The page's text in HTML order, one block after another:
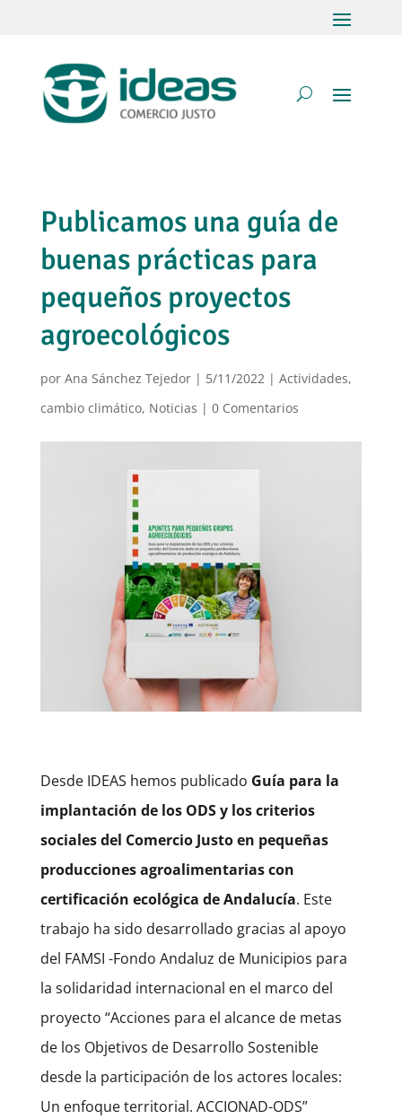
Publicamos una guía de
buenas prácticas para
pequeños proyectos
agroecológicos
por Ana Sánchez Tejedor| 5/11/2022 | Actividades,
cambio climático, Noticias | 0 Comentarios
Desde IDEAS hemos publicado Guía para la
implantación de los ODS y los criterios
sociales del Comercio Justo en pequeñas
producciones agroalimentarias con
certificación ecológica de Andalucía. Este
trabajo ha sido desarrollado gracias al apoyo
del FAMSI -Fondo Andaluz de Municipios para
la solidaridad internacional en el marco del
proyecto “Acciones para el alcance de metas
de los Objetivos de Desarrollo Sostenible
desde la participación de los actores locales:
Un enfoque territorial. ACCIONAD-ODS”